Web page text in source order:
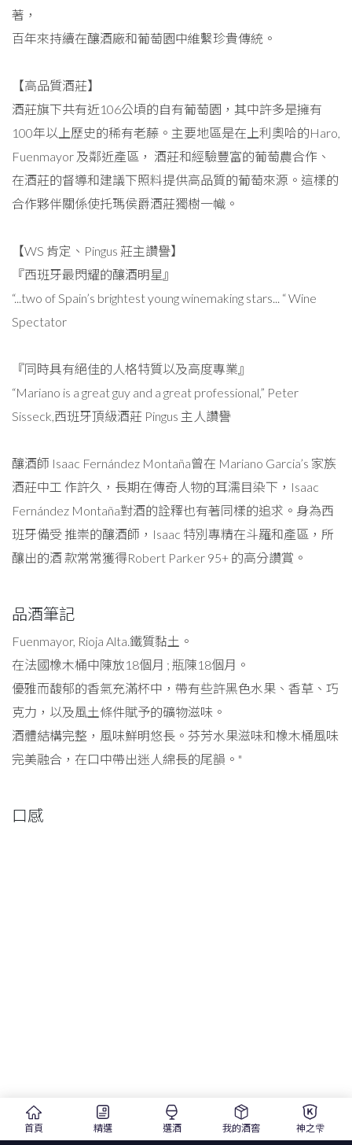
著，
百年來持續在釀酒廠和葡萄園中維繫珍貴傳統。
【高品質酒莊】
酒莊旗下共有近106公頃的自有葡萄園，其中許多是擁有
100年以上歷史的稀有老藤。主要地區是在上利奧哈的Haro,
Fuenmayor 及鄰近產區， 酒莊和經驗豐富的葡萄農合作、
在酒莊的督導和建議下照料提供高品質的葡萄來源。這樣的
合作夥伴關係使托瑪侯爵酒莊獨樹一幟。
【WS 肯定、Pingus 莊主讚譽】
『西班牙最閃耀的釀酒明星』
“...two of Spain’s brightest young winemaking stars... “ Wine
Spectator
『同時具有絕佳的人格特質以及高度專業』
“Mariano is a great guy and a great professional,” Peter
Sisseck,西班牙頂級酒莊 Pingus 主人讚譽
釀酒師 Isaac Fernández Montaña曾在 Mariano Garcia’s 家族
酒莊中工 作許久，長期在傳奇人物的耳濡目染下，Isaac
Fernández Montaña對酒的詮釋也有著同樣的追求。身為西
班牙備受 推崇的釀酒師，Isaac 特別專精在斗羅和產區，所
釀出的酒 款常常獲得Robert Parker 95+ 的高分讚賞。
品酒筆記
Fuenmayor, Rioja Alta.鐵質黏土。
在法國橡木桶中陳放18個月 ; 瓶陳18個月。
優雅而馥郁的香氣充滿杯中，帶有些許黑色水果、香草、巧
克力，以及風土條件賦予的礦物滋味。
酒體結構完整，風味鮮明悠長。芬芳水果滋味和橡木桶風味
完美融合，在口中帶出迷人綿長的尾韻。"
口感
首頁 精選 選酒 我的酒窖 神之雫